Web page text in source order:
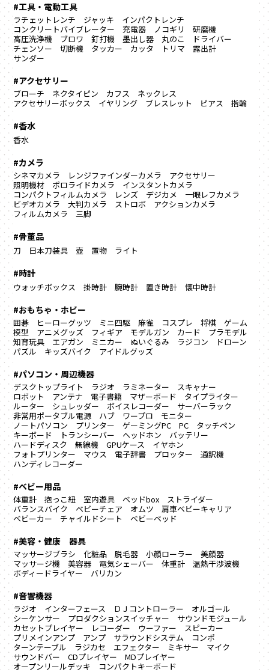
#工具・電動工具
ラチェットレンチ ジャッキ
インパクトレンチ
コンクリートバイブレーター
充電器 ノコギリ
研磨機
高圧洗浄機
ブロワ 釘打機 墨出し器 丸のこ
ドライバー
チェンソー
切断機 タッカー カッタ トリマ
露出計
サンダー
#アクセサリー
ブローチ ネクタイピン カフス
ネックレス
アクセサリーボックス
イヤリング ブレスレット ピアス 指輪
#香水
香水
#カメラ
シネマカメラ レンジファインダーカメラ
アクセサリー
照明機材
ポロライドカメラ
インスタントカメラ
コンパクトフィルムカメラ
レンズ デジカメ
一眼レフカメラ
ビデオカメラ
大判カメラ ストロボ
アクションカメラ
フィルムカメラ
三脚
#骨董品
刀 日本刀装具 壺 置物 ライト
#時計
ウォッチボックス 掛時計 腕時計 置き時計 懐中時計
#おもちゃ・ホビー
囲碁 ヒーローグッツ ミニ四駆 麻雀 コスプレ 将棋
ゲーム
模型
アニメグッズ フィギア モデルガン カード
プラモデル
知育玩具
エアガン ミニカー ぬいぐるみ ラジコン
ドローン
パズル
キッズバイク アイドルグッズ
#パソコン・周辺機器
デスクトップライト ラジオ ラミネーター
スキャナー
ロボット
アンテナ 電子書籍 マザーボード
タイプライター
ルーター
シュレッダー ボイスレコーダー
サーバーラック
非常用ポータブル電源
ハブ ワープロ
モニター
ノートパソコン
プリンター ゲーミングPC PC
タッチペン
キーボード
トランシーバー ヘッドホン
バッテリー
ハードディスク
無線機 GPUケース
イヤホン
フォトプリンター
マウス 電子辞書 プロッター
通訳機
ハンディレコーダー
#ベビー用品
体重計 抱っこ紐 室内遊具 ベッドbox
ストライダー
バランスバイク
ベビーチェア オムツ
肩車ベビーキャリア
ベビーカー
チャイルドシート ベビーベッド
#美容・健康 器具
マッサージブラシ 化粧品 脱毛器 小顔ローラー
美顔器
マッサージ機
美容器 電気シェーバー 体重計
温熱干渉波機
ボディードライヤー
バリカン
#音響機器
ラジオ インターフェース ＤＪコントローラー
オルゴール
シーケンサー
プロダクションスイッチャー
サウンドモジュール
カセットプレイヤー
レコーダー ウーファー
スピーカー
プリメインアンプ
アンプ サラウンドシステム
コンポ
ターンテーブル
ラジカセ エフェクター ミキサー
マイク
サウンドバー
CDプレイヤー
MDプレイヤー
オープンリールデッキ
コンパクトキーボード